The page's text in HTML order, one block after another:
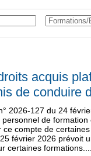
acquis
de conduire
2026-127 du 24
personnel de
ce compte de
février 2026 prévoit
certaines